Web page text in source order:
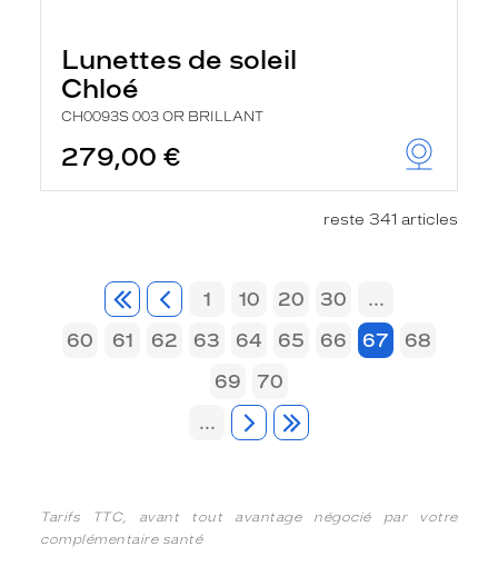
Lunettes de soleil
Chloé
CH0093S 003 OR BRILLANT
279,00 €
reste 341 articles
1 10 20 30
...
60
61 62 63 64 65 66 67
68
69
70
...
Tarifs TTC, avant tout avantage négocié par votre
complémentaire santé